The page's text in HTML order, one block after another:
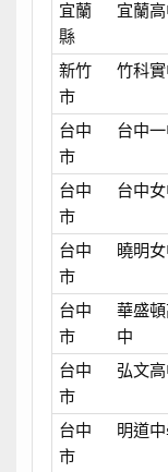
宜蘭
縣
宜蘭
新竹
市
竹科
台中
市
台中
台中
市
台中
台中
市
曉明
台中
市
華盛
中
台中
市
弘文
台中
市
明道